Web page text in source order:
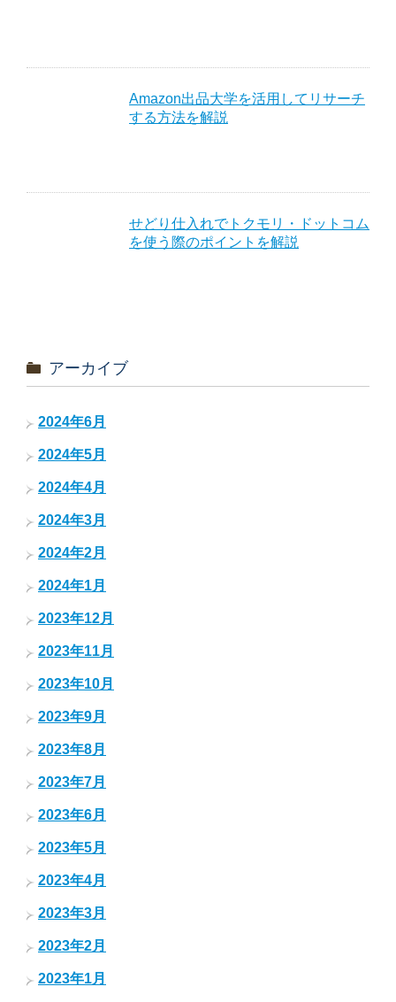
Amazon出品大学を活用してリサーチ
する方法を解説
せどり仕入れでトクモリ・ドットコム
を使う際のポイントを解説
アーカイブ
2024年6月
2024年5月
2024年4月
2024年3月
2024年2月
2024年1月
2023年12月
2023年11月
2023年10月
2023年9月
2023年8月
2023年7月
2023年6月
2023年5月
2023年4月
2023年3月
2023年2月
2023年1月